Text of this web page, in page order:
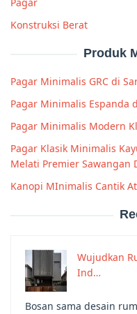
Pagar
Konstruksi Berat
Produk
Pagar Minimalis GRC di
Pagar Minimalis Espanda
Pagar Minimalis Modern
Pagar Klasik Minimalis
Melati Premier Sawangan
Kanopi MInimalis Cantik
Wujudkan
Ind…
Bosan sama desain